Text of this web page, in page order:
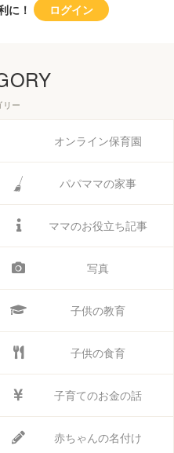
に！ ログイン
リー
オンライン保育園
パパママの家事
ママのお役立ち記事
写真
子供の教育
子供の食育
子育てのお金の話
赤ちゃんの名付け